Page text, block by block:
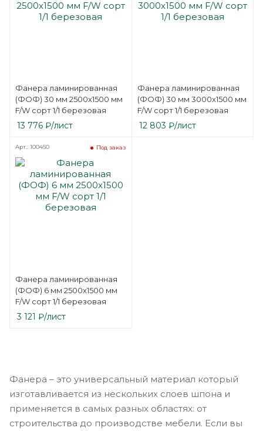
Фанера ламинированная
(ФОФ) 30 мм 2500х1500 мм
F/W сорт 1/1 березовая
13 776 ₽/лист
Фанера ламинированная
(ФОФ) 30 мм 3000х1500 мм
F/W сорт 1/1 березовая
12 803 ₽/лист
Фанера ламинированная
(ФОФ) 6 мм 2500х1500 мм
F/W сорт 1/1 березовая
Под заказ
Арт.: 100450
3 121 ₽/лист
Фанера – это универсальный материал который
изготавливается из нескольких слоев шпона и
применяется в самых разных областях: от
строительства до производстве мебели. Если вы